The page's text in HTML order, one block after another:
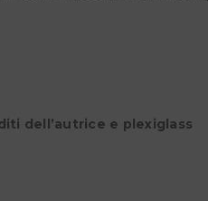
dell’autrice e plexiglass